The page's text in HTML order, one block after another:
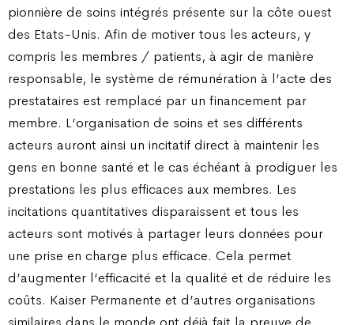
pionnière de soins intégrés présente sur la côte ouest
des Etats-Unis. Afin de motiver tous les acteurs, y
compris les membres / patients, à agir de manière
responsable, le système de rémunération à l’acte des
prestataires est remplacé par un financement par
membre. L’organisation de soins et ses différents
acteurs auront ainsi un incitatif direct à maintenir les
gens en bonne santé et le cas échéant à prodiguer les
prestations les plus efficaces aux membres. Les
incitations quantitatives disparaissent et tous les
acteurs sont motivés à partager leurs données pour
une prise en charge plus efficace. Cela permet
d’augmenter l’efficacité et la qualité et de réduire les
coûts. Kaiser Permanente et d’autres organisations